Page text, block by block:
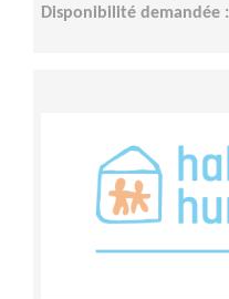
Disponibilité demandée :